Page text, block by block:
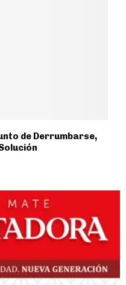
de Derrumbarse,